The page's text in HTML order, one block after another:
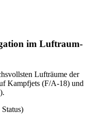
im Luftraum-
Lufträume der
Kampfjets (F/A-18) und